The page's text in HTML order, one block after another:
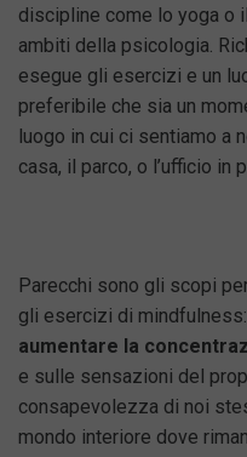
discipline come lo yoga o
ambiti della psicologia.
esegue gli esercizi e un
preferibile che sia un
luogo in cui ci sentiamo a
casa, il parco, o l’ufficio in
Parecchi sono gli scopi
gli esercizi di
aumentare la
e sulle sensazioni del
consapevolezza di noi
mondo interiore dove